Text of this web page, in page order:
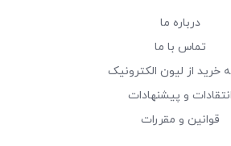
درباره ما
تماس با ما
خرید از لیون الکترونیک
انتقادات و پیشنهادات
قوانین و مقررات